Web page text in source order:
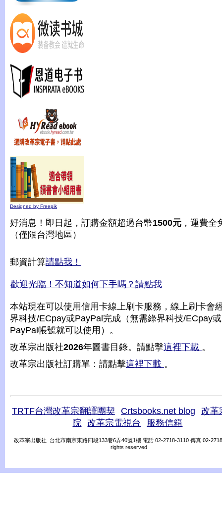
Designed by Freepik
好消息！即日起，訂購金額超過台幣1500元 ，運費全
（僅限台灣地區）
郵資計算請點我！
歡迎光臨！不知道如何下手嗎？請點我
本站現在可以使用信用卡線上刷卡服務，線上刷卡會
界科技/ECpay或PayPal完成（無需綠界科技/ECpay或
PayPal帳號就可以使用）。
改革宗出版社2026年圖書目錄。請點擊這裡下載 。
改革宗出版社訂購單：請點擊這裡下載 。
TRTF台灣改革宗翻譯團契 Crtsbooks.net blog
改革
院
改革宗電視台 服務信箱
改革宗出版社 台北市南京東路四段133巷6弄40號1樓 電話 02-2718-3110 傳真 02-
rights reserved